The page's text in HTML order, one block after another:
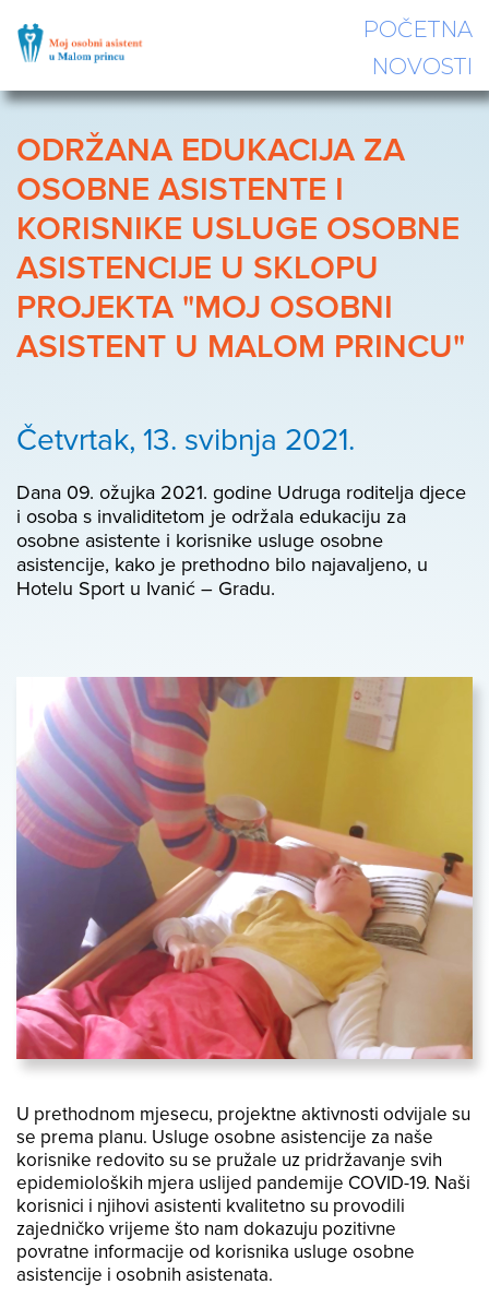
POČETNA
NOVOSTI
ODRŽANA EDUKACIJA ZA
OSOBNE ASISTENTE I
KORISNIKE USLUGE OSOBNE
ASISTENCIJE U SKLOPU
PROJEKTA "MOJ OSOBNI
ASISTENT U MALOM PRINCU"
Četvrtak, 13. svibnja 2021.
Dana 09. ožujka 2021. godine Udruga roditelja djece
i osoba s invaliditetom je održala edukaciju za
osobne asistente i korisnike usluge osobne
asistencije, kako je prethodno bilo najavaljeno, u
Hotelu Sport u Ivanić – Gradu.
U prethodnom mjesecu, projektne aktivnosti odvijale su
se prema planu. Usluge osobne asistencije za naše
korisnike redovito su se pružale uz pridržavanje svih
epidemioloških mjera uslijed pandemije COVID-19. Naši
korisnici i njihovi asistenti kvalitetno su provodili
zajedničko vrijeme što nam dokazuju pozitivne
povratne informacije od korisnika usluge osobne
asistencije i osobnih asistenata.